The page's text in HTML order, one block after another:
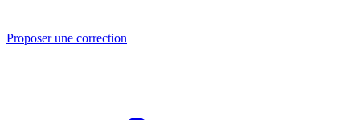
Proposer une correction